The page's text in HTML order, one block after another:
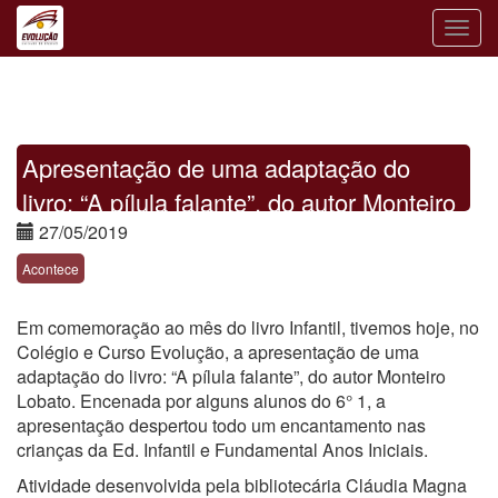
Toggle
Apresentação de uma adaptação do
livro: “A pílula falante”, do autor Monteiro
Lobato.
27/05/2019
Acontece
Em comemoração ao mês do livro Infantil, tivemos hoje, no
Colégio e Curso Evolução, a apresentação de uma
adaptação do livro: “A pílula falante”, do autor Monteiro
Lobato. Encenada por alguns alunos do 6° 1, a
apresentação despertou todo um encantamento nas
crianças da Ed. Infantil e Fundamental Anos Iniciais.
Atividade desenvolvida pela bibliotecária Cláudia Magna